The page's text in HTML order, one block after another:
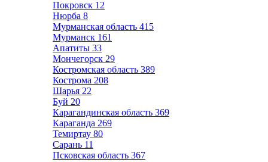
Покровск 12
Нюрба 8
Мурманская область 415
Мурманск 161
Апатиты 33
Мончегорск 29
Костромская область 389
Кострома 208
Шарья 22
Буй 20
Карагандинская область 369
Караганда 269
Темиртау 80
Сарань 11
Псковская область 367